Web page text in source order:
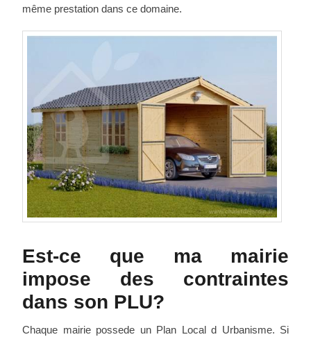
même prestation dans ce domaine.
Est-ce que ma mairie
impose des contraintes
dans son PLU?
Chaque mairie possede un Plan Local d Urbanisme. Si